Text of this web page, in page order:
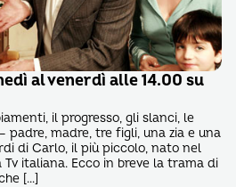
al venerdì alle 14.00 su
il progresso, gli slanci, le
padre, madre, tre figli, una zia e una
di Carlo, il più piccolo, nato nel
Tv italiana. Ecco in breve la trama di
[…]